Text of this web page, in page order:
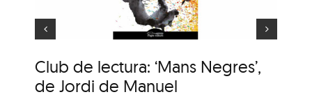
Club de lectura: ‘Mans Negres’,
de Jordi de Manuel